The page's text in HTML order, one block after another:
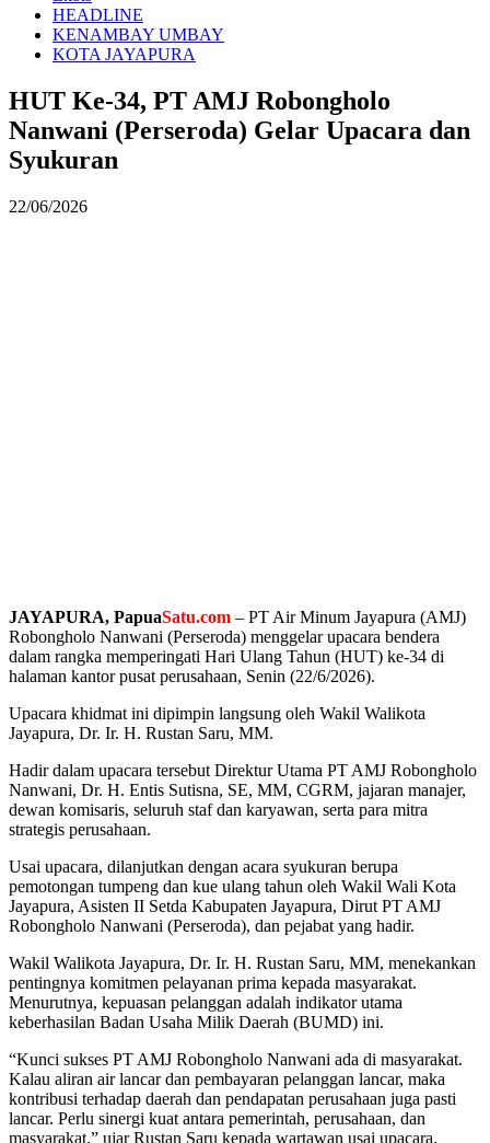
HEADLINE
KENAMBAY UMBAY
KOTA JAYAPURA
HUT Ke-34, PT AMJ Robongholo
Nanwani (Perseroda) Gelar Upacara dan
Syukuran
22/06/2026
JAYAPURA, PapuaSatu.com – PT Air Minum Jayapura (AMJ)
Robongholo Nanwani (Perseroda) menggelar upacara bendera
dalam rangka memperingati Hari Ulang Tahun (HUT) ke-34 di
halaman kantor pusat perusahaan, Senin (22/6/2026).
Upacara khidmat ini dipimpin langsung oleh Wakil Walikota
Jayapura, Dr. Ir. H. Rustan Saru, MM.
Hadir dalam upacara tersebut Direktur Utama PT AMJ Robongholo
Nanwani, Dr. H. Entis Sutisna, SE, MM, CGRM, jajaran manajer,
dewan komisaris, seluruh staf dan karyawan, serta para mitra
strategis perusahaan.
Usai upacara, dilanjutkan dengan acara syukuran berupa
pemotongan tumpeng dan kue ulang tahun oleh Wakil Wali Kota
Jayapura, Asisten II Setda Kabupaten Jayapura, Dirut PT AMJ
Robongholo Nanwani (Perseroda), dan pejabat yang hadir.
Wakil Walikota Jayapura, Dr. Ir. H. Rustan Saru, MM, menekankan
pentingnya komitmen pelayanan prima kepada masyarakat.
Menurutnya, kepuasan pelanggan adalah indikator utama
keberhasilan Badan Usaha Milik Daerah (BUMD) ini.
“Kunci sukses PT AMJ Robongholo Nanwani ada di masyarakat.
Kalau aliran air lancar dan pembayaran pelanggan lancar, maka
kontribusi terhadap daerah dan pendapatan perusahaan juga pasti
lancar. Perlu sinergi kuat antara pemerintah, perusahaan, dan
masyarakat,” ujar Rustan Saru kepada wartawan usai upacara.